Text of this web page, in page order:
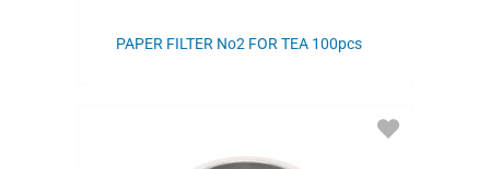
PAPER FILTER Νο2 FOR TEA 100pcs
ADD